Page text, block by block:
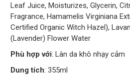
Leaf Juice, Moisturizes, Glycerin,
Fragrance, Hamamelis Virginiana
Certified Organic Witch Hazel),
(Lavender) Flower Water
Phù hợp với: Làn da khô nhạy cảm
Dung tích: 355ml